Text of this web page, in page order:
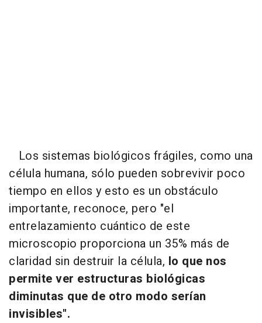
Los sistemas biológicos frágiles, como una
célula humana, sólo pueden sobrevivir poco
tiempo en ellos y esto es un obstáculo
importante, reconoce, pero "el
entrelazamiento cuántico de este
microscopio proporciona un 35% más de
claridad sin destruir la célula, lo que nos
permite ver estructuras biológicas
diminutas que de otro modo serían
invisibles".